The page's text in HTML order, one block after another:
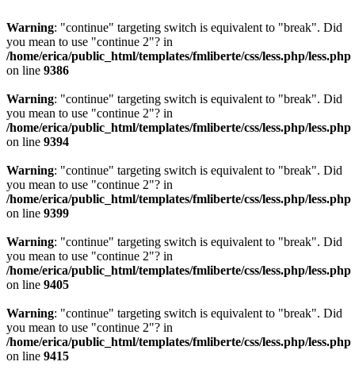
Warning: "continue" targeting switch is equivalent to "break". Did
you mean to use "continue 2"? in
/home/erica/public_html/templates/fmliberte/css/less.php/less.php
on line 9386
Warning: "continue" targeting switch is equivalent to "break". Did
you mean to use "continue 2"? in
/home/erica/public_html/templates/fmliberte/css/less.php/less.php
on line 9394
Warning: "continue" targeting switch is equivalent to "break". Did
you mean to use "continue 2"? in
/home/erica/public_html/templates/fmliberte/css/less.php/less.php
on line 9399
Warning: "continue" targeting switch is equivalent to "break". Did
you mean to use "continue 2"? in
/home/erica/public_html/templates/fmliberte/css/less.php/less.php
on line 9405
Warning: "continue" targeting switch is equivalent to "break". Did
you mean to use "continue 2"? in
/home/erica/public_html/templates/fmliberte/css/less.php/less.php
on line 9415